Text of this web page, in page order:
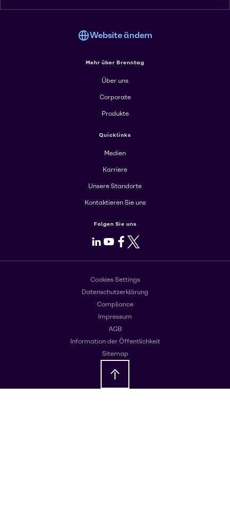
Website ändern
Mehr über Brenntag
Über uns
Corporate
Produkte
Quicklinks
Medien
Karriere
Unsere Standorte
Kontaktieren Sie uns
Folgen Sie uns
LinkedIn
Youtube
Facebook
X
Cookies Settings
Datenschutzerklärung
Compliance
Impressum
AGB
Information der Öffentlichkeit
Sitemap